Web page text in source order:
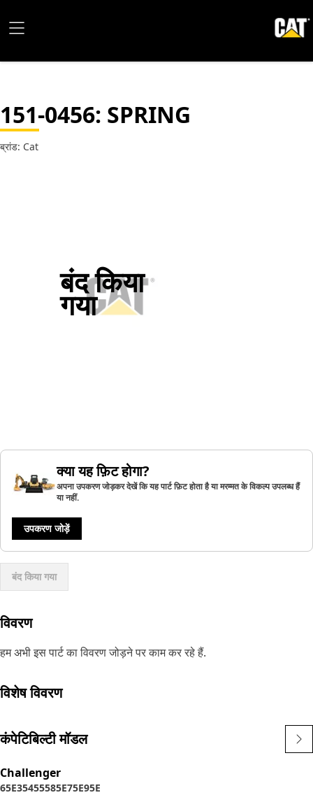
151-0456: SPRING
ब्रांड: Cat
बंद किया
गया
क्या यह फ़िट होगा?
अपना उपकरण जोड़कर देखें कि यह पार्ट फ़िट होता है या मरम्मत के विकल्प उपलब्ध हैं
या नहीं.
उपकरण जोड़ें
बंद किया गया
विवरण
हम अभी इस पार्ट का विवरण जोड़ने पर काम कर रहे हैं.
विशेष विवरण
कंपेटिबिल्टी मॉडल
Challenger
65E35455585E75E95E